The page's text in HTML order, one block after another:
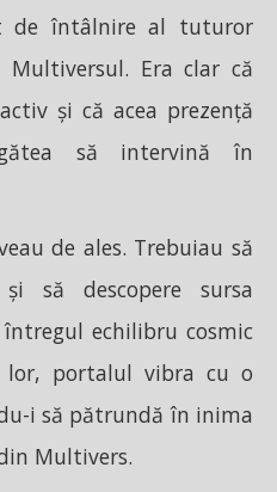
de întâlnire al tuturor
Era clar că
și că acea prezență
să intervină în
de ales. Trebuiau să
să descopere sursa
echilibru cosmic
portalul vibra cu o
i să pătrundă în inima
Multivers.